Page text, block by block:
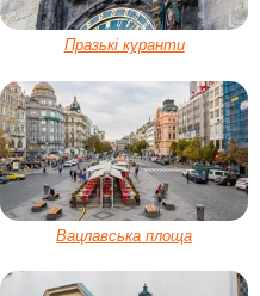
Празькі куранти
Вацлавська площа